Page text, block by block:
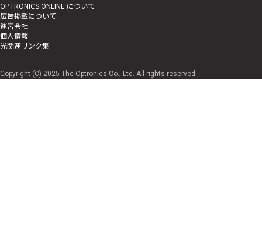
OPTRONICS ONLINE について
広告掲載について
運営会社
個人情報
光関連リンク集
Copyright (C) 2025 The Optronics Co., Ltd. All rights reserved.